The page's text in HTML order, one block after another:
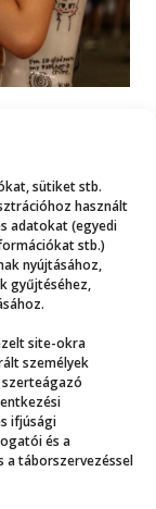
sütiket stb.
használt
adatokat (egyedi
stb.)
nyújtásához,
gyűjtéséhez,
site-okra
személyek
ifjúsági
és a
a táborszervezéssel